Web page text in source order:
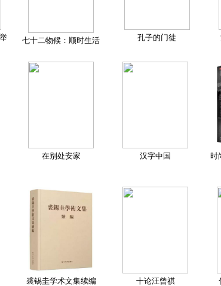
七十二物候：顺时生活 孔子的门徒
在别处安家 汉字中国
时
裘锡圭学术文集续编 十论汪曾祺